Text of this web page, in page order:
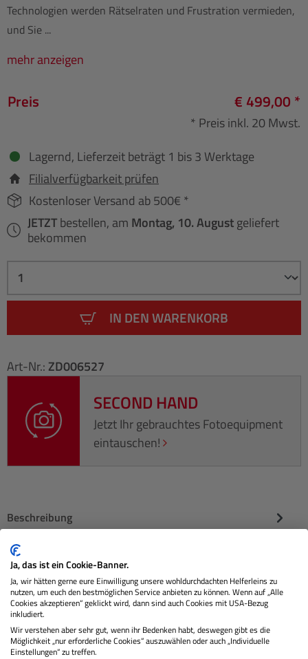
Technologien werden Rätselraten und Frustration vermieden,
und Sie ...
mehr anzeigen
Preis € 499,00 *
* Preis inkl. 20 Mwst.
Lagernd, Lieferzeit beträgt 1 bis 3 Werktage
Filialverfügbarkeit prüfen
Kostenloser Versand ab 500€ *
JETZTbestellen, am Montag, 10. Augustgeliefert
bekommen
IN DEN WARENKORB
Art-Nr.: ZD006527
SECOND HAND
Jetzt Ihr gebrauchtes Fotoequipment
eintauschen!
Beschreibung
Die Monitorkalibrierung mit dem Calibrite ColorChecker
Display bietet eine Lösung, um sicherzustellen, dass die
Farben auf I…Mehr
Bewertungen
Ja, das ist ein Cookie-Banner.
Ja, wir hätten gerne eure Einwilligung unsere wohldurchdachten Helferleins zu
nutzen, um euch den bestmöglichen Service anbieten zu können. Wenn auf „Alle
Cookies akzeptieren“ geklickt wird, dann sind auch Cookies mit USA-Bezug
inkludiert.
Wir verstehen aber sehr gut, wenn ihr Bedenken habt, deswegen gibt es die
Möglichkeit „nur erforderliche Cookies“ auszuwählen oder auch „Individuelle
Einstellungen“ zu treffen.